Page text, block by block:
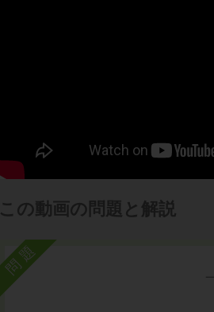
この動画の問題と解説
問題